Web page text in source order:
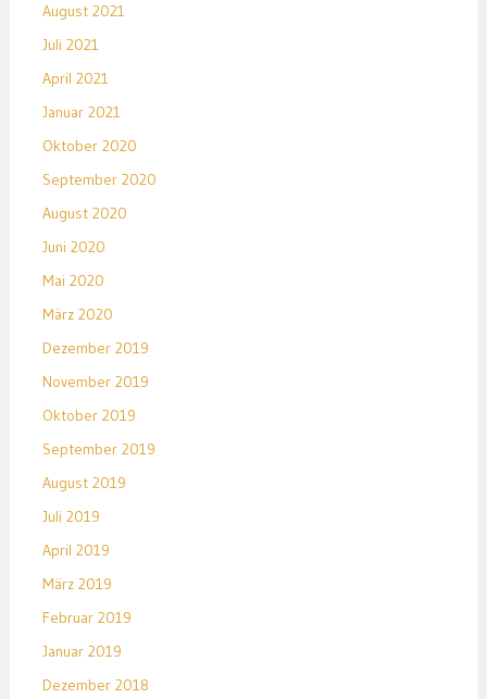
August 2021
Juli 2021
April 2021
Januar 2021
Oktober 2020
September 2020
August 2020
Juni 2020
Mai 2020
März 2020
Dezember 2019
November 2019
Oktober 2019
September 2019
August 2019
Juli 2019
April 2019
März 2019
Februar 2019
Januar 2019
Dezember 2018